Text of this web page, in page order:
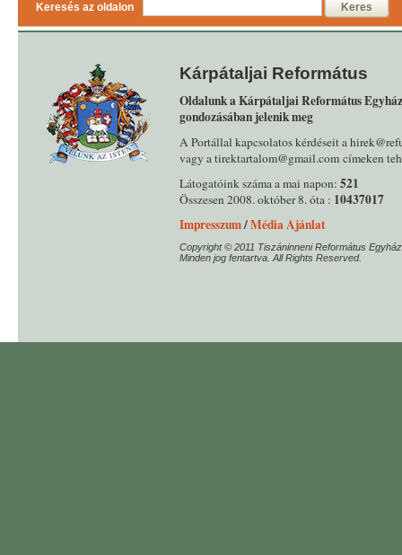
Keresés az oldalon Keres
Kárpátaljai Református
Oldalunk a Kárpátaljai Református
gondozásában jelenik meg
A Portállal kapcsolatos kérdéseit a
vagy a tirektartalom@gmail.com címeken
Látogatóink száma a mai napon: 521
Összesen 2008. október 8. óta : 10437017
Impresszum/Média Ajánlat
Copyright © 2011 Tiszáninneni Református
Minden jog fentartva. All Rights Reserved.